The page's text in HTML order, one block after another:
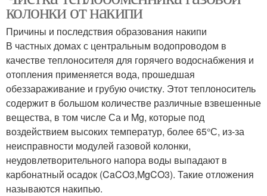
Сетчатый фильтр Газовая горелка
колонки от накипи
Причины и последствия образования накипи
В частных домах с центральным водопроводом в
качестве теплоносителя для горячего водоснабжения и
отопления применяется вода, прошедшая
обеззараживание и грубую очистку. Этот теплоноситель
содержит в большом количестве различные взвешенные
вещества, в том числе Са и Mg, которые под
воздействием высоких температур, более 65°С, из-за
неисправности модулей газовой колонки,
неудовлетворительного напора воды выпадают в
карбонатный осадок (CaCO3,MgCO3). Такие отложения
называются накипью.